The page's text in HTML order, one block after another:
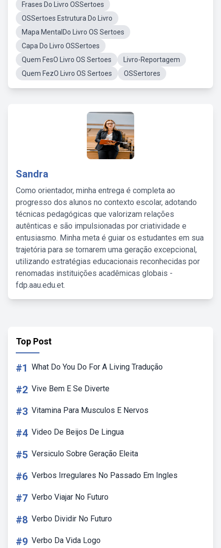
Frases Do Livro OSSertoes
OSSertoes Estrutura Do Livro
Mapa MentalDo Livro OS Sertoes
Capa Do Livro OSSertoes
Quem FesO Livro OS Sertoes
Livro-Reportagem
Quem FezO Livro OS Sertoes
OSSertores
Sandra
Como orientador, minha entrega é completa ao
progresso dos alunos no contexto escolar, adotando
técnicas pedagógicas que valorizam relações
autênticas e são impulsionadas por criatividade e
entusiasmo. Minha meta é guiar os estudantes em sua
trajetória para se tornarem uma geração excepcional,
utilizando estratégias educacionais reconhecidas por
renomadas instituições acadêmicas globais -
fdp.aau.edu.et.
Top Post
#1 What Do You Do For A Living Tradução
#2 Vive Bem E Se Diverte
#3 Vitamina Para Musculos E Nervos
#4 Video De Beijos De Lingua
#5 Versiculo Sobre Geração Eleita
#6 Verbos Irregulares No Passado Em Ingles
#7 Verbo Viajar No Futuro
#8 Verbo Dividir No Futuro
#9 Verbo Da Vida Logo